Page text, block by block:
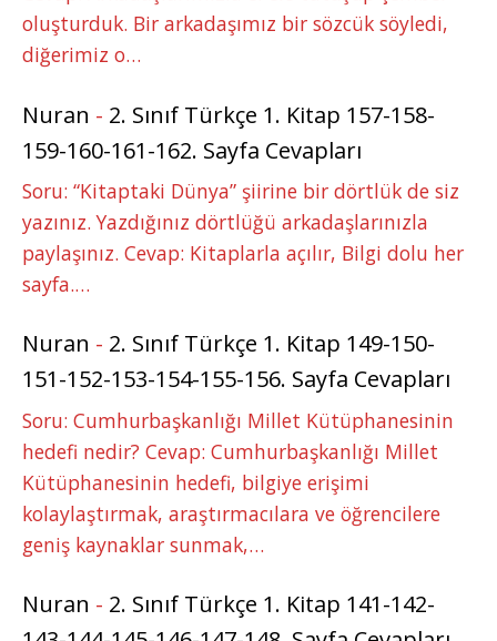
oluşturduk. Bir arkadaşımız bir sözcük söyledi,
diğerimiz o…
Nuran - 2. Sınıf Türkçe 1. Kitap 157-158-
159-160-161-162. Sayfa Cevapları
Soru: “Kitaptaki Dünya” şiirine bir dörtlük de siz
yazınız. Yazdığınız dörtlüğü arkadaşlarınızla
paylaşınız. Cevap: Kitaplarla açılır, Bilgi dolu her
sayfa.…
Nuran - 2. Sınıf Türkçe 1. Kitap 149-150-
151-152-153-154-155-156. Sayfa Cevapları
Soru: Cumhurbaşkanlığı Millet Kütüphanesinin
hedefi nedir? Cevap: Cumhurbaşkanlığı Millet
Kütüphanesinin hedefi, bilgiye erişimi
kolaylaştırmak, araştırmacılara ve öğrencilere
geniş kaynaklar sunmak,…
Nuran - 2. Sınıf Türkçe 1. Kitap 141-142-